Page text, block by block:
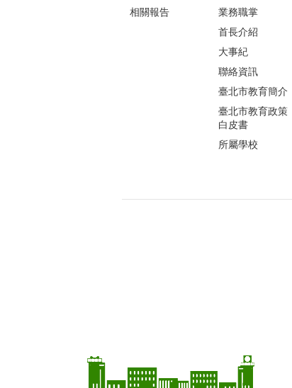
相關報告
業務職掌
首長介紹
大事紀
聯絡資訊
臺北市教育簡介
臺北市教育政策
白皮書
所屬學校